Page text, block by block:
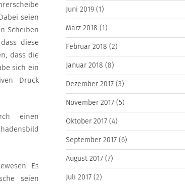
seien
Scheiben
diese
dass die
sich ein
Druck
einen
Es
seien
Juni 2019 (1)
März 2018 (1)
Februar 2018 (2)
Januar 2018 (8)
Dezember 2017 (3)
November 2017 (5)
Oktober 2017 (4)
September 2017 (6)
August 2017 (7)
Juli 2017 (2)